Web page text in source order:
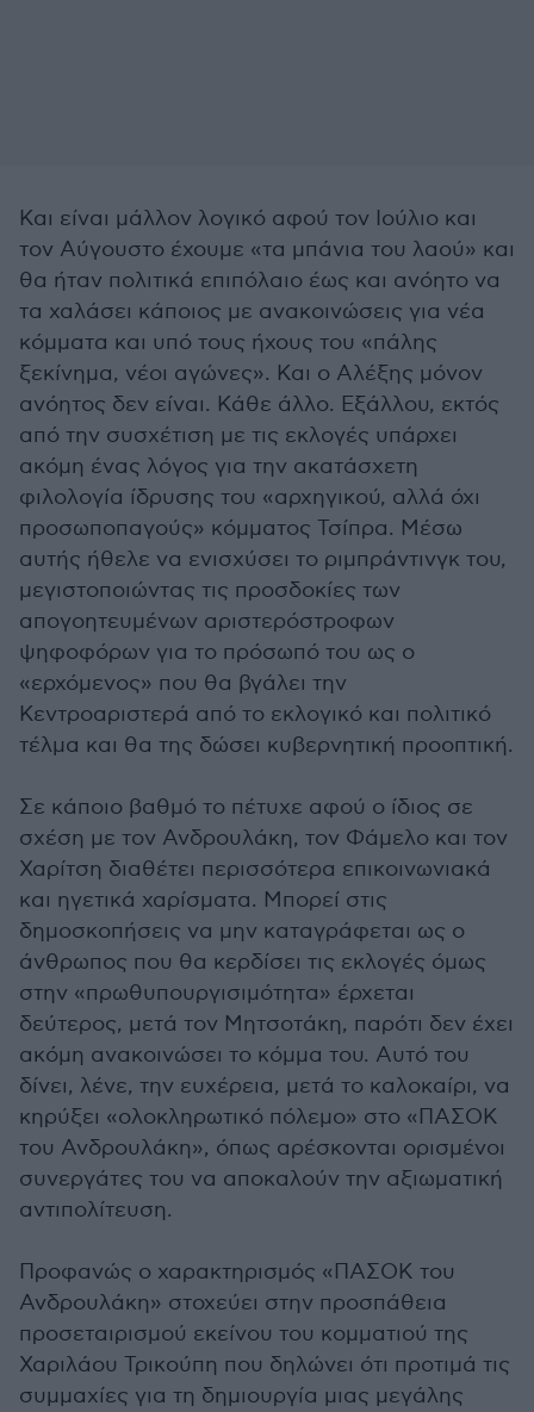
Και είναι μάλλον λογικό αφού τον Ιούλιο και
τον Αύγουστο έχουμε «τα μπάνια του λαού» και
θα ήταν πολιτικά επιπόλαιο έως και ανόητο να
τα χαλάσει κάποιος με ανακοινώσεις για νέα
κόμματα και υπό τους ήχους του «πάλης
ξεκίνημα, νέοι αγώνες». Και ο Αλέξης μόνον
ανόητος δεν είναι. Κάθε άλλο. Εξάλλου, εκτός
από την συσχέτιση με τις εκλογές υπάρχει
ακόμη ένας λόγος για την ακατάσχετη
φιλολογία ίδρυσης του «αρχηγικού, αλλά όχι
προσωποπαγούς» κόμματος Τσίπρα. Μέσω
αυτής ήθελε να ενισχύσει το ριμπράντινγκ του,
μεγιστοποιώντας τις προσδοκίες των
απογοητευμένων αριστερόστροφων
ψηφοφόρων για το πρόσωπό του ως ο
«ερχόμενος» που θα βγάλει την
Κεντροαριστερά από το εκλογικό και πολιτικό
τέλμα και θα της δώσει κυβερνητική προοπτική.
Σε κάποιο βαθμό το πέτυχε αφού ο ίδιος σε
σχέση με τον Ανδρουλάκη, τον Φάμελο και τον
Χαρίτση διαθέτει περισσότερα επικοινωνιακά
και ηγετικά χαρίσματα. Μπορεί στις
δημοσκοπήσεις να μην καταγράφεται ως ο
άνθρωπος που θα κερδίσει τις εκλογές όμως
στην «πρωθυπουργισιμότητα» έρχεται
δεύτερος, μετά τον Μητσοτάκη, παρότι δεν έχει
ακόμη ανακοινώσει το κόμμα του. Αυτό του
δίνει, λένε, την ευχέρεια, μετά το καλοκαίρι, να
κηρύξει «ολοκληρωτικό πόλεμο» στο «ΠΑΣΟΚ
του Ανδρουλάκη», όπως αρέσκονται ορισμένοι
συνεργάτες του να αποκαλούν την αξιωματική
αντιπολίτευση.
Προφανώς ο χαρακτηρισμός «ΠΑΣΟΚ του
Ανδρουλάκη» στοχεύει στην προσπάθεια
προσεταιρισμού εκείνου του κομματιού της
Χαριλάου Τρικούπη που δηλώνει ότι προτιμά τις
συμμαχίες για τη δημιουργία μιας μεγάλης